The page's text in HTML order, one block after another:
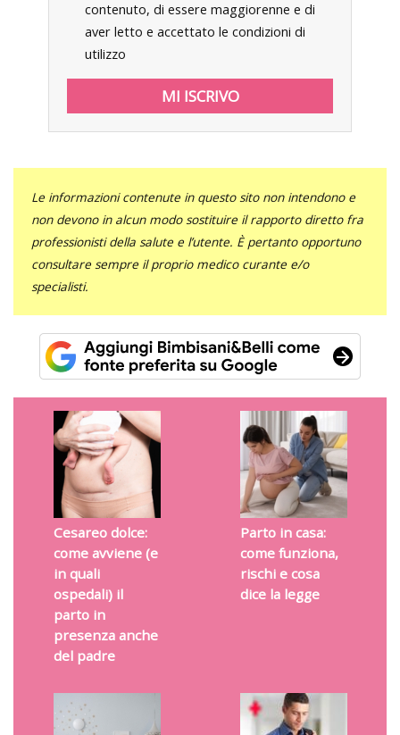
contenuto, di essere maggiorenne e di
aver letto e accettato le condizioni di
utilizzo
Le informazioni contenute in questo sito non intendono e
non devono in alcun modo sostituire il rapporto diretto fra
professionisti della salute e l’utente. È pertanto opportuno
consultare sempre il proprio medico curante e/o
specialisti.
Cesareo dolce:
come avviene (e
in quali
ospedali) il
parto in
presenza anche
del padre
Parto in casa:
come funziona,
rischi e cosa
dice la legge